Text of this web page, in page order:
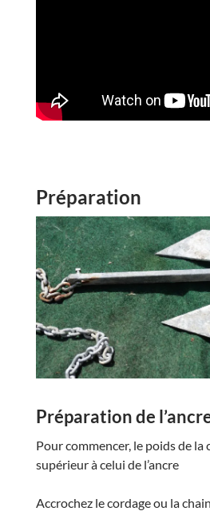
Préparation
Préparation de
Pour commencer, le poids de la
supérieur à celui de l’ancre
Accrochez le cordage ou la